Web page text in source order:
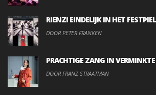
RIENZI EINDELIJK IN HET
DOOR PETER FRANKEN
PRACHTIGE ZANG IN
DOOR FRANZ STRAATMAN